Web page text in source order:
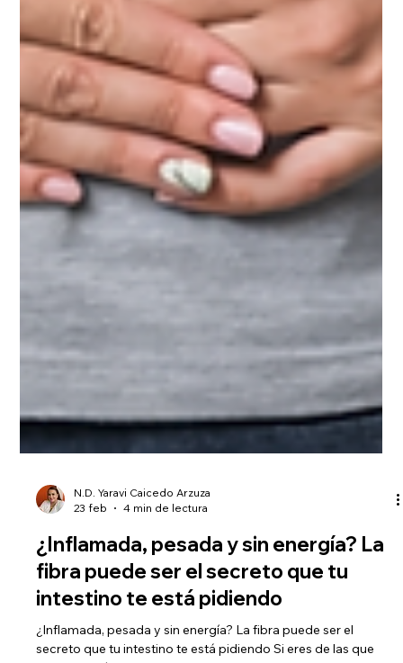
N.D. Yaravi Caicedo Arzuza
23 feb
4 min de lectura
¿Inflamada, pesada y sin energía? La
fibra puede ser el secreto que tu